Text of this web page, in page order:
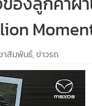
าสัมพันธ์,ข่าวรถ